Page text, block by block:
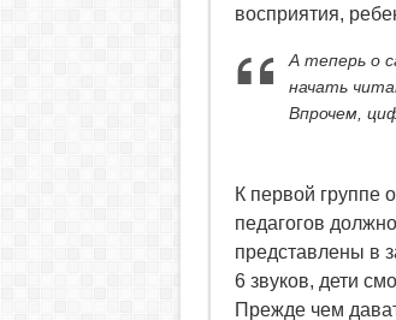
восприятия,
А теперь о
начать
Впрочем,
К первой группе
педагогов
представлены в
6 звуков, дети
Прежде чем